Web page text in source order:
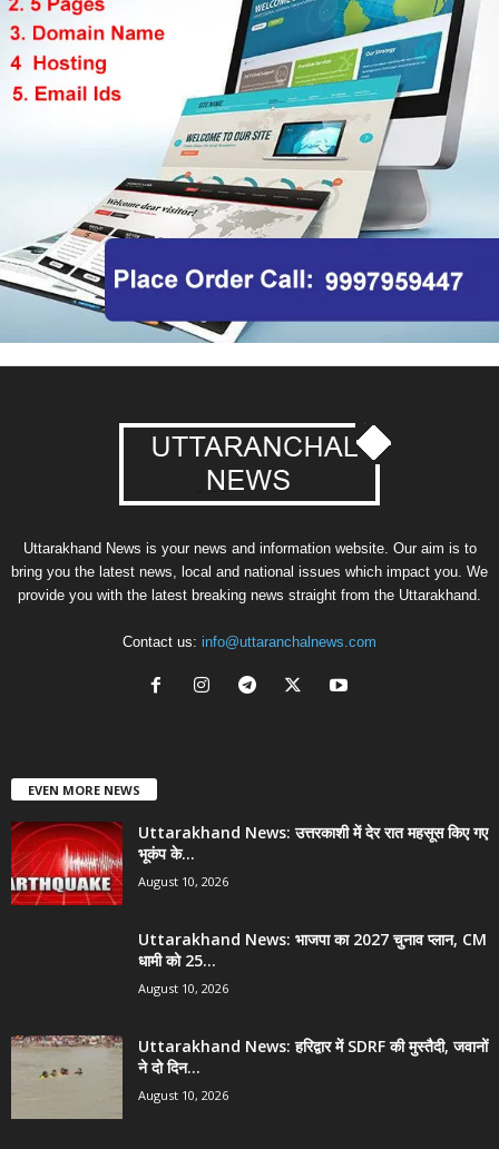
Uttarakhand News is your news and information website. Our aim is to
bring you the latest news, local and national issues which impact you. We
provide you with the latest breaking news straight from the Uttarakhand.
Contact us: info@uttaranchalnews.com
EVEN MORE NEWS
Uttarakhand News: उत्तरकाशी में देर रात महसूस किए गए
भूकंप के...
August 10, 2026
Uttarakhand News: भाजपा का 2027 चुनाव प्लान, CM
धामी को 25...
August 10, 2026
Uttarakhand News: हरिद्वार में SDRF की मुस्तैदी, जवानों
ने दो दिन...
August 10, 2026